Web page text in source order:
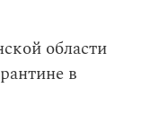
области
в